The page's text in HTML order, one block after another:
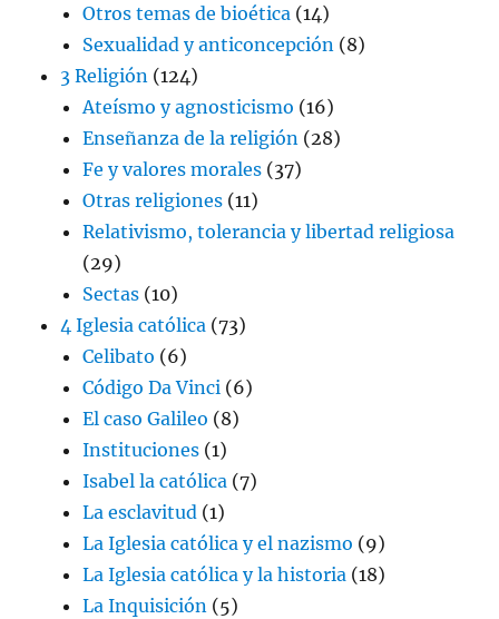
Otros temas de bioética (14)
Sexualidad y anticoncepción (8)
3 Religión (124)
Ateísmo y agnosticismo (16)
Enseñanza de la religión (28)
Fe y valores morales (37)
Otras religiones (11)
Relativismo, tolerancia y libertad religiosa
(29)
Sectas (10)
4 Iglesia católica (73)
Celibato (6)
Código Da Vinci (6)
El caso Galileo (8)
Instituciones (1)
Isabel la católica (7)
La esclavitud (1)
La Iglesia católica y el nazismo (9)
La Iglesia católica y la historia (18)
La Inquisición (5)